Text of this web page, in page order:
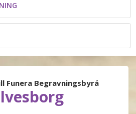
Funera Begravningsbyrå